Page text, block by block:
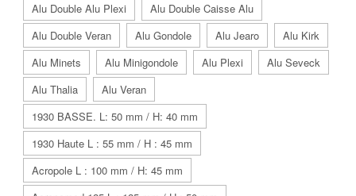
Alu Double Alu Plexi
Alu Double Caisse Alu
Alu Double Veran
Alu Gondole Alu Jearo
Alu Kirk
Alu Minets
Alu Minigondole Alu Plexi
Alu Seveck
Alu Thalia
Alu Veran
1930 BASSE. L: 50 mm / H: 40 mm
1930 Haute L : 55 mm / H : 45 mm
Acropole L : 100 mm / H: 45 mm